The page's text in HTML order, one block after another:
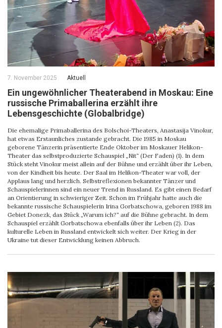
7. November 2025 Aktuell
Ein ungewöhnlicher Theaterabend in Moskau: Eine
russische Primaballerina erzählt ihre
Lebensgeschichte (Globalbridge)
Die ehemalige Primaballerina des Bolschoi-Theaters, Anastasija Vinokur,
hat etwas Erstaunliches zustande gebracht. Die 1985 in Moskau
geborene Tänzerin präsentierte Ende Oktober im Moskauer Helikon-
Theater das selbstproduzierte Schauspiel „Nit“ (Der Faden) (1). In dem
Stück steht Vinokur meist allein auf der Bühne und erzählt über ihr Leben,
von der Kindheit bis heute. Der Saal im Helikon-Theater war voll, der
Applaus lang und herzlich. Selbstreflexionen bekannter Tänzer und
Schauspielerinnen sind ein neuer Trend in Russland. Es gibt einen Bedarf
an Orientierung in schwieriger Zeit. Schon im Frühjahr hatte auch die
bekannte russische Schauspielerin Irina Gorbatschowa, geboren 1988 im
Gebiet Donezk, das Stück „Warum ich?“ auf die Bühne gebracht. In dem
Schauspiel erzählt Gorbatschowa ebenfalls über ihr Leben (2). Das
kulturelle Leben in Russland entwickelt sich weiter. Der Krieg in der
Ukraine tut dieser Entwicklung keinen Abbruch.